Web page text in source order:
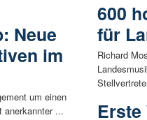
Neue
im
um einen
anerkannter ...
600
für
Richard